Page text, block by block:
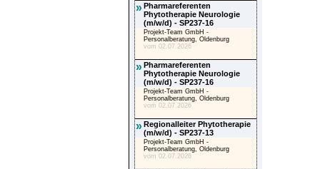
»Pharmareferenten
Phytotherapie Neurologie
(m/w/d) - SP237-16
Projekt-Team GmbH -
Personalberatung, Oldenburg
vom 02.07.2026
»Pharmareferenten
Phytotherapie Neurologie
(m/w/d) - SP237-16
Projekt-Team GmbH -
Personalberatung, Oldenburg
vom 02.07.2026
»Regionalleiter Phytotherapie
(m/w/d) - SP237-13
Projekt-Team GmbH -
Personalberatung, Oldenburg
vom 02.07.2026